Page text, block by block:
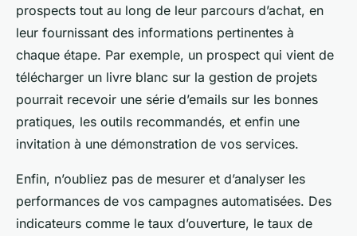
prospects tout au long de leur parcours d’achat, en
leur fournissant des informations pertinentes à
chaque étape. Par exemple, un prospect qui vient de
télécharger un livre blanc sur la gestion de projets
pourrait recevoir une série d’emails sur les bonnes
pratiques, les outils recommandés, et enfin une
invitation à une démonstration de vos services.
Enfin, n’oubliez pas de mesurer et d’analyser les
performances de vos campagnes automatisées. Des
indicateurs comme le taux d’ouverture, le taux de